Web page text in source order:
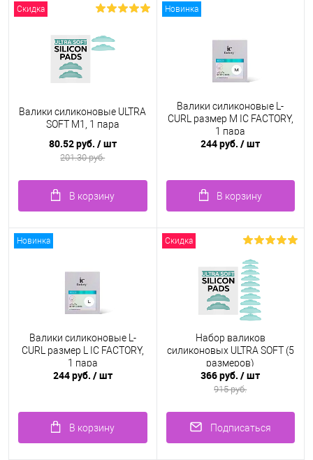
Скидка
Валики силиконовые ULTRA
SOFT M1, 1 пара
80.52 руб. / шт
201.30 руб.
В корзину
Новинка
Валики силиконовые L-
CURL размер M IC FACTORY,
1 пара
244 руб./ шт
В корзину
Новинка
Валики силиконовые L-
CURL размер L IC FACTORY,
1 пара
244 руб. / шт
В корзину
Скидка
Набор валиков
силиконовых ULTRA SOFT (5
размеров)
366 руб./ шт
915 руб.
Подписаться